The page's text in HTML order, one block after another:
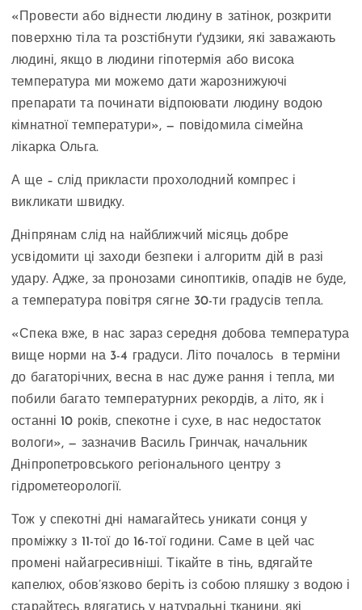
«Провести або віднести людину в затінок, розкрити
поверхню тіла та розстібнути ґудзики, які заважають
людині, якщо в людини гіпотермія або висока
температура ми можемо дати жарознижуючі
препарати та починати відпоювати людину водою
кімнатної температури», — повідомила сімейна
лікарка Ольга.
А ще – слід прикласти прохолодний компрес і
викликати швидку.
Дніпрянам слід на найближчий місяць добре
усвідомити ці заходи безпеки і алгоритм дій в разі
удару. Адже, за пронозами синоптиків, опадів не буде,
а температура повітря сягне 30-ти градусів тепла.
«Спека вже, в нас зараз середня добова температура
вище норми на 3-4 градуси. Літо почалось в терміни
до багаторічних, весна в нас дуже рання і тепла, ми
побили багато температурних рекордів, а літо, як і
останні 10 років, спекотне і сухе, в нас недостаток
вологи», — зазначив Василь Гринчак, начальник
Дніпропетровського регіонального центру з
гідрометеорології.
Тож у спекотні дні намагайтесь уникати сонця у
проміжку з 11-тої до 16-тої години. Саме в цей час
промені найагресивніші. Тікайте в тінь, вдягайте
капелюх, обов’язково беріть із собою пляшку з водою і